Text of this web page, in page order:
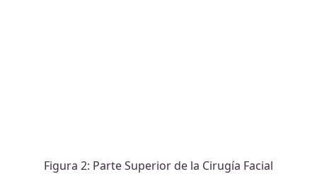
Figura 2: Parte Superior de la Cirugía Facial